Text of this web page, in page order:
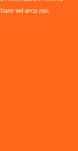
vel arcu nisi.